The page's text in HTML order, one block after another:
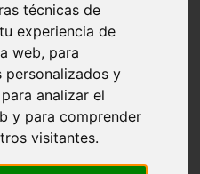
técnicas de
experiencia de
web, para
y
analizar el
y para comprender
visitantes.